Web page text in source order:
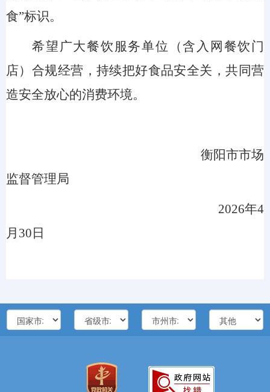
食”标识。
希望广大餐饮服务单位（含入网餐饮门
店）合规经营，持续把好食品安全关，共同营
造安全放心的消费环境。
衡阳市市场
监督管理局
2026年4
月30日